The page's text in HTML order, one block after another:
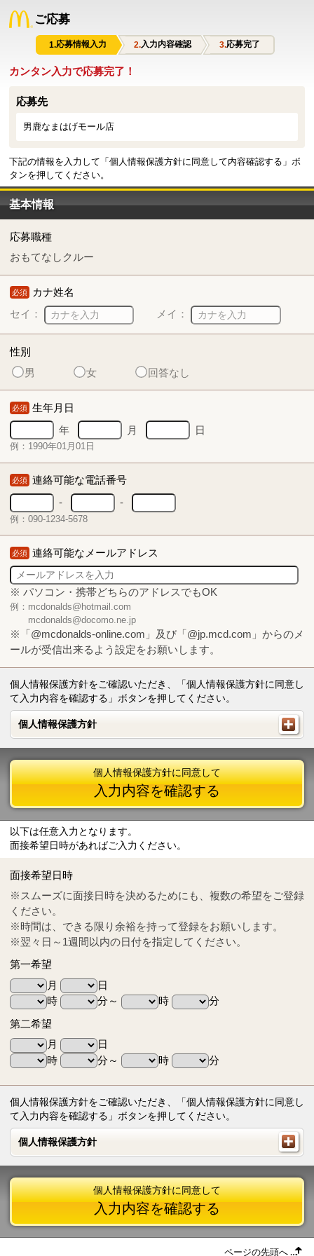
ご応募
応募情報入力 入力内容確認 応募完了
カンタン入力で応募完了！
応募先
男鹿なまはげモール店
下記の情報を入力して「個人情報保護方針に同意して内容確認する」ボ
タンを押してください。
基本情報
応募職種
おもてなしクルー
必須 カナ姓名
セイ：
メイ：
性別
男
女 回答なし
必須 生年月日
年
月 日
例：1990年01月01日
必須 連絡可能な電話番号
-
-
例：090-1234-5678
必須 連絡可能なメールアドレス
※ パソコン・携帯どちらのアドレスでもOK
例：mcdonalds@hotmail.com
mcdonalds@docomo.ne.jp
※「@mcdonalds-online.com」及び「@jp.mcd.com」からのメ
ールが受信出来るよう設定をお願いします。
個人情報保護方針をご確認いただき、「個人情報保護方針に同意し
て入力内容を確認する」ボタンを押してください。
個人情報保護方針
個人情報保護方針
Tel
0570-55-0314
個人情報保護方針に同意して
入力内容を確認する
以下は任意入力となります。
面接希望日時があればご入力ください。
面接希望日時
※スムーズに面接日時を決めるためにも、複数の希望をご登録
ください。
※時間は、できる限り余裕を持って登録をお願いします。
※翌々日～1週間以内の日付を指定してください。
第一希望
月
日
時
分～ 時
分
第二希望
月
日
時
分～ 時 分
個人情報保護方針をご確認いただき、「個人情報保護方針に同意し
て入力内容を確認する」ボタンを押してください。
個人情報保護方針
個人情報保護方針
個人情報保護方針に同意して
入力内容を確認する
ページの先頭へ